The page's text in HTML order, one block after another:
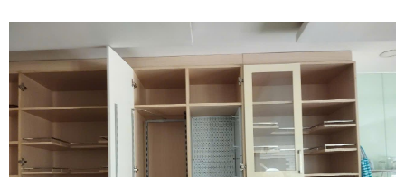
môn cao cùng sự tỉ mỉ tuyệt đối để tránh làm hư hỏng phôi gỗ hay
lờn các mối liên kết vít cam. Chuyển nhà Khôi Nguyên mang đến
dịch vụ tháo ráp giường tủ và tủ gỗ trọn gói chuyên nghiệp tại khu
vực Củ Chi, giải phóng hoàn toàn nỗi lo lắng cho gia đình bạn trong
ngày chuyển dời tổ ấm. Quý khách hàng cần khảo sát khối lượng
đồ đạc và nhận bảng báo giá tốt nhất hãy gọi ngay hotline hỗ trợ
liên tục 24 trên 7 qua số 0913 371 378 hoặc 0972 366 628 để nhận
phản hồi siêu tốc từ đội ngũ Khôi Nguyên.